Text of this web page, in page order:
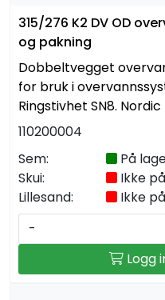
315/276 K2 DV OD
og pakning
Dobbeltvegget
for bruk i
Ringstivhet SN8.
110200004
Sem:
På
Skui:
Ikke
Lillesand:
Ikke
-
Logg